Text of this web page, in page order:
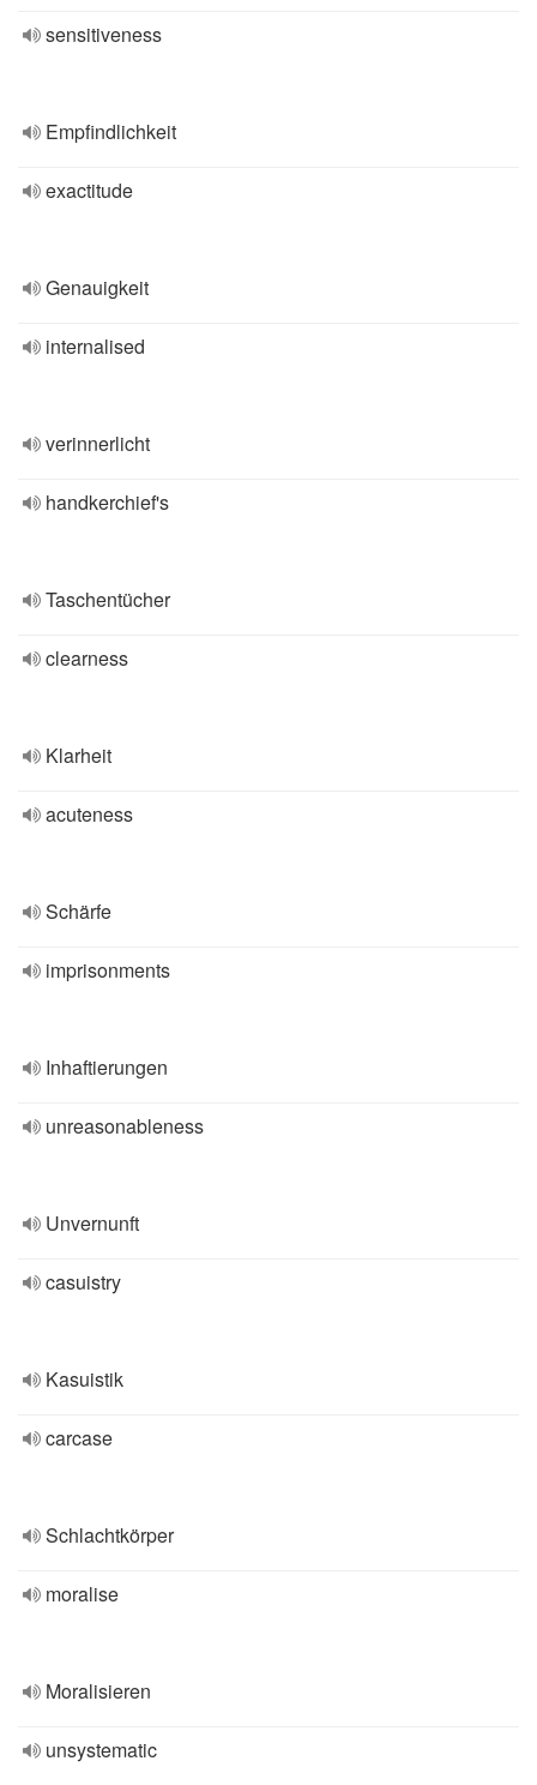
sensitiveness
Empfindlichkeit
exactitude
Genauigkeit
internalised
verinnerlicht
handkerchief's
Taschentücher
clearness
Klarheit
acuteness
Schärfe
imprisonments
Inhaftierungen
unreasonableness
Unvernunft
casuistry
Kasuistik
carcase
Schlachtkörper
moralise
Moralisieren
unsystematic